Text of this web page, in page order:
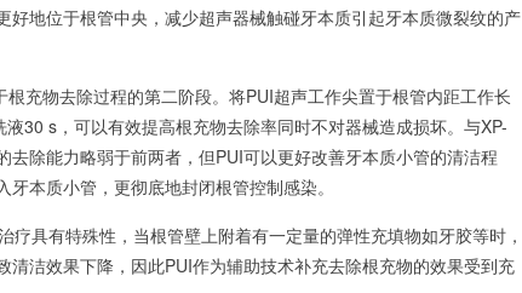
好地位于根管中央，减少超声器械触碰牙本质引起牙本质微裂纹的产
充物去除过程的第二阶段。将PUI超声工作尖置于根管内距工作长
30 s，可以有效提高根充物去除率同时不对器械造成损坏。与XP-
去除能力略弱于前两者，但PUI可以更好改善牙本质小管的清洁程
本质小管，更彻底地封闭根管控制感染。
具有特殊性，当根管壁上附着有一定量的弹性充填物如牙胶等时，
清洁效果下降，因此PUI作为辅助技术补充去除根充物的效果受到充